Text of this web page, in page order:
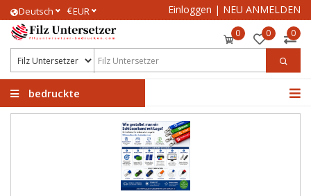
Deutsch €EUR Einloggen | NEU ANMELDEN
0 0 0
bedruckte